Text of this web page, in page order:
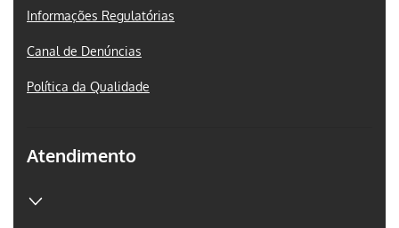
Informações Regulatórias
Canal de Denúncias
Política da Qualidade
Atendimento